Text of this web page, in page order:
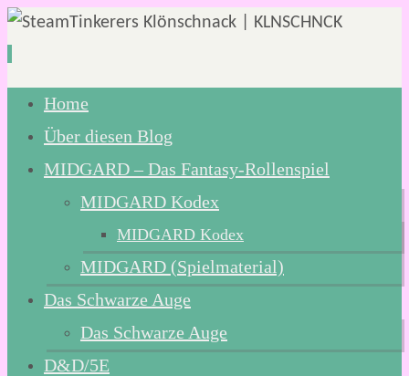
Zum
Inhalt
springen
Home
Über diesen Blog
MIDGARD – Das Fantasy-Rollenspiel
MIDGARD Kodex
MIDGARD Kodex
MIDGARD (Spielmaterial)
Das Schwarze Auge
Das Schwarze Auge
D&D/5E